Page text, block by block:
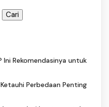
Cari
Ini Rekomendasinya untuk
Ketauhi Perbedaan Penting